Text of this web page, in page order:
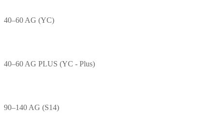
40–60 AG (YC)
40–60 AG PLUS (YC - Plus)
90–140 AG (S14)